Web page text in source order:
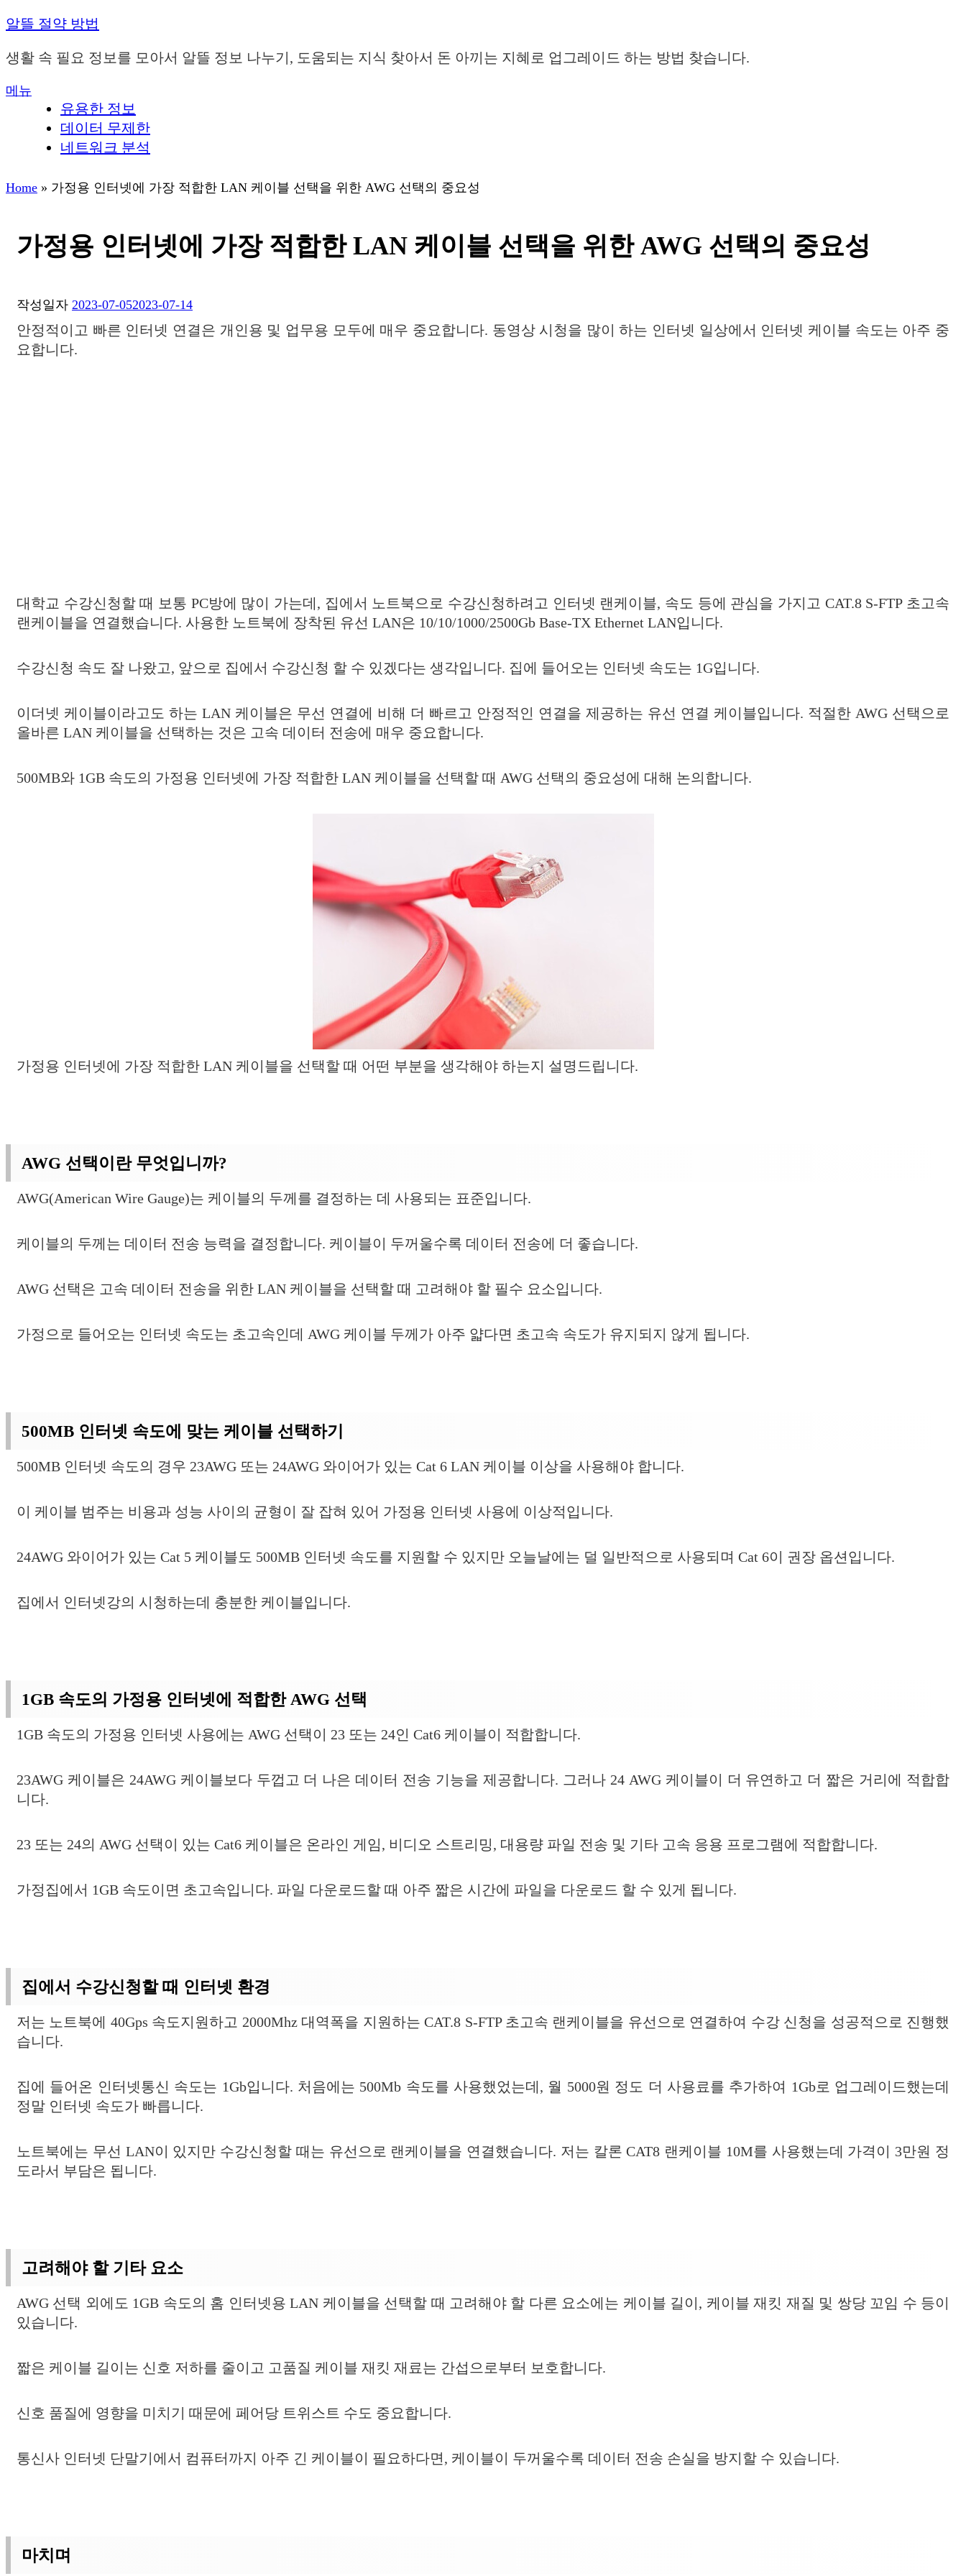
내
으
바
알뜰 절약 방법
생활 속 필요 정보를 모아서 알뜰 정보 나누기, 도움되는 지식 찾아서 돈 아끼는 지혜로 업그레이드 하는 방법 찾습니다.
메뉴
유용한 정보
데이터 무제한
네트워크 분석
Home » 가정용 인터넷에 가장 적합한 LAN 케이블 선택을 위한 AWG 선택의 중요성
가정용 인터넷에 가장 적합한 LAN 케이블 선택을 위한 AWG 선택의 중요성
작성일자 2023-07-052023-07-14
안정적이고 빠른 인터넷 연결은 개인용 및 업무용 모두에 매우 중요합니다. 동영상 시청을 많이 하는 인터넷 일상에서 인터넷 케이블 속도는 아주 중
요합니다.
대학교 수강신청할 때 보통 PC방에 많이 가는데, 집에서 노트북으로 수강신청하려고 인터넷 랜케이블, 속도 등에 관심을 가지고 CAT.8 S-FTP 초고속
랜케이블을 연결했습니다. 사용한 노트북에 장착된 유선 LAN은 10/10/1000/2500Gb Base-TX Ethernet LAN입니다.
수강신청 속도 잘 나왔고, 앞으로 집에서 수강신청 할 수 있겠다는 생각입니다. 집에 들어오는 인터넷 속도는 1G입니다.
이더넷 케이블이라고도 하는 LAN 케이블은 무선 연결에 비해 더 빠르고 안정적인 연결을 제공하는 유선 연결 케이블입니다. 적절한 AWG 선택으로
올바른 LAN 케이블을 선택하는 것은 고속 데이터 전송에 매우 중요합니다.
500MB와 1GB 속도의 가정용 인터넷에 가장 적합한 LAN 케이블을 선택할 때 AWG 선택의 중요성에 대해 논의합니다.
가정용 인터넷에 가장 적합한 LAN 케이블을 선택할 때 어떤 부분을 생각해야 하는지 설명드립니다.
AWG 선택이란 무엇입니까?
AWG(American Wire Gauge)는 케이블의 두께를 결정하는 데 사용되는 표준입니다.
케이블의 두께는 데이터 전송 능력을 결정합니다. 케이블이 두꺼울수록 데이터 전송에 더 좋습니다.
AWG 선택은 고속 데이터 전송을 위한 LAN 케이블을 선택할 때 고려해야 할 필수 요소입니다.
가정으로 들어오는 인터넷 속도는 초고속인데 AWG 케이블 두께가 아주 얇다면 초고속 속도가 유지되지 않게 됩니다.
500MB 인터넷 속도에 맞는 케이블 선택하기
500MB 인터넷 속도의 경우 23AWG 또는 24AWG 와이어가 있는 Cat 6 LAN 케이블 이상을 사용해야 합니다.
이 케이블 범주는 비용과 성능 사이의 균형이 잘 잡혀 있어 가정용 인터넷 사용에 이상적입니다.
24AWG 와이어가 있는 Cat 5 케이블도 500MB 인터넷 속도를 지원할 수 있지만 오늘날에는 덜 일반적으로 사용되며 Cat 6이 권장 옵션입니다.
집에서 인터넷강의 시청하는데 충분한 케이블입니다.
1GB 속도의 가정용 인터넷에 적합한 AWG 선택
1GB 속도의 가정용 인터넷 사용에는 AWG 선택이 23 또는 24인 Cat6 케이블이 적합합니다.
23AWG 케이블은 24AWG 케이블보다 두껍고 더 나은 데이터 전송 기능을 제공합니다. 그러나 24 AWG 케이블이 더 유연하고 더 짧은 거리에 적합합
니다.
23 또는 24의 AWG 선택이 있는 Cat6 케이블은 온라인 게임, 비디오 스트리밍, 대용량 파일 전송 및 기타 고속 응용 프로그램에 적합합니다.
가정집에서 1GB 속도이면 초고속입니다. 파일 다운로드할 때 아주 짧은 시간에 파일을 다운로드 할 수 있게 됩니다.
집에서 수강신청할 때 인터넷 환경
저는 노트북에 40Gps 속도지원하고 2000Mhz 대역폭을 지원하는 CAT.8 S-FTP 초고속 랜케이블을 유선으로 연결하여 수강 신청을 성공적으로 진행했
습니다.
집에 들어온 인터넷통신 속도는 1Gb입니다. 처음에는 500Mb 속도를 사용했었는데, 월 5000원 정도 더 사용료를 추가하여 1Gb로 업그레이드했는데
정말 인터넷 속도가 빠릅니다.
노트북에는 무선 LAN이 있지만 수강신청할 때는 유선으로 랜케이블을 연결했습니다. 저는 칼론 CAT8 랜케이블 10M를 사용했는데 가격이 3만원 정
도라서 부담은 됩니다.
고려해야 할 기타 요소
AWG 선택 외에도 1GB 속도의 홈 인터넷용 LAN 케이블을 선택할 때 고려해야 할 다른 요소에는 케이블 길이, 케이블 재킷 재질 및 쌍당 꼬임 수 등이
있습니다.
짧은 케이블 길이는 신호 저하를 줄이고 고품질 케이블 재킷 재료는 간섭으로부터 보호합니다.
신호 품질에 영향을 미치기 때문에 페어당 트위스트 수도 중요합니다.
통신사 인터넷 단말기에서 컴퓨터까지 아주 긴 케이블이 필요하다면, 케이블이 두꺼울수록 데이터 전송 손실을 방지할 수 있습니다.
마치며